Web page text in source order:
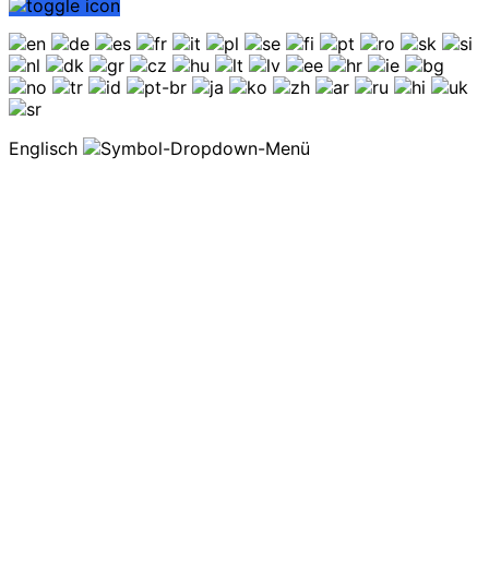
Englisch